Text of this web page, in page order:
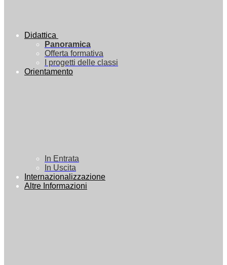
Didattica
Panoramica
Offerta formativa
I progetti delle classi
Orientamento
In Entrata
In Uscita
Internazionalizzazione
Altre Informazioni